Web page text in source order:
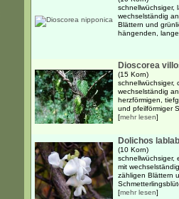
schnellwüchsiger,
wechselständig
Blättern und
hängenden,
Dioscorea
(15 Korn)
schnellwüchsiger,
wechselständig
herzförmigen,
und pfeilförmiger
[mehr lesen]
Dolichos
(10 Korn)
schnellwüchsiger,
mit
zähligen Blättern
[mehr lesen]